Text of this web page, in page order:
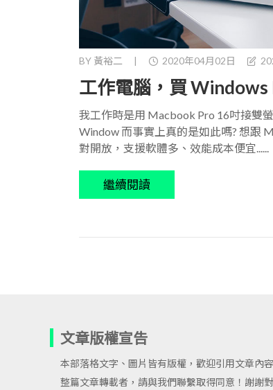
BY 黃裕二 | 2020年04月02日
工作電腦，買 Windows
我工作時是用 Macbook Pro 16吋接雙
Window 而事實上真的是如此嗎? 想跟
對開放，支援軟體多、效能成本便宜......
繼續閱讀
文章版權宣告
本部落格文字、圖片皆有版權，歡迎引用文章內
整篇文章轉載者，請與我們聯繫取得同意！謝謝